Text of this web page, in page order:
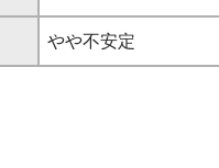
やや不安定